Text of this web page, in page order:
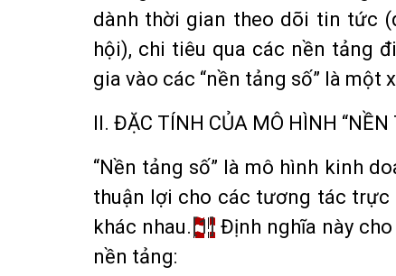
dành thời gian theo dõi tin tức
hội), chi tiêu qua các nền tảng
gia vào các “nền tảng số” là
II. ĐẶC TÍNH CỦA MÔ HÌNH “NỀN
“Nền tảng số” là mô hình kinh
thuận lợi cho các tương tác trực
khác nhau. [1]Định nghĩa này cho
nền tảng: